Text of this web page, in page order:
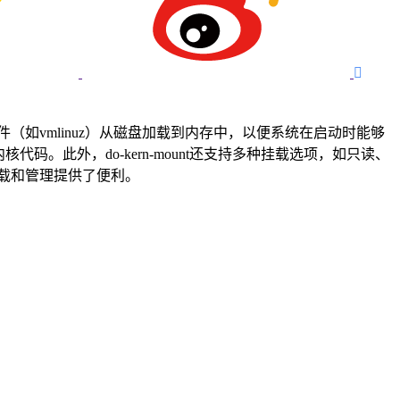

（如vmlinuz）从磁盘加载到内存中，以便系统在启动时能够
码。此外，do-kern-mount还支持多种挂载选项，如只读、
和管理提供了便利。